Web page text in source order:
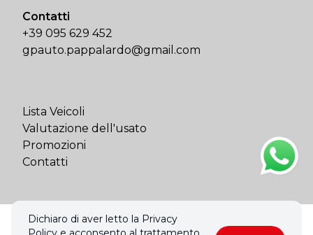
Contatti
+39 095 629 452
gpauto.pappalardo@gmail.com
Lista Veicoli
Valutazione dell'usato
Promozioni
Contatti
Dichiaro di aver letto la Privacy
© 2026 GP Auto di Pappalardo Srl. Tutti i diritti riservati.